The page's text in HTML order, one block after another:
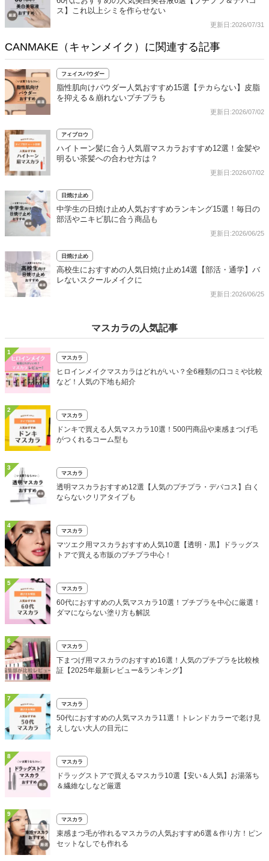
ス】これ以上シミを作らせない
更新日:2026/07/31
CANMAKE（キャンメイク）に関連する記事
フェイスパウダー
脂性肌向けパウダー人気おすすめ15選【テカらない】皮脂
を抑える＆崩れないプチプラも
更新日:2026/07/02
アイブロウ
ハイトーン髪に合う人気眉マスカラおすすめ12選！金髪や
明るい茶髪への合わせ方は？
更新日:2026/07/02
日焼け止め
中学生の日焼け止め人気おすすめランキング15選！毎日の
部活やニキビ肌に合う商品も
更新日:2026/06/25
日焼け止め
高校生におすすめの人気日焼け止め14選【部活・通学】バ
レないスクールメイクに
更新日:2026/06/25
マスカラの人気記事
1
マスカラ
ヒロインメイクマスカラはどれがいい？全6種類の口コミや比較
など！人気の下地も紹介
2
マスカラ
ドンキで買える人気マスカラ10選！500円商品や束感まつげ毛
がつくれるコーム型も
3
マスカラ
透明マスカラおすすめ12選【人気のプチプラ・デパコス】白く
ならないクリアタイプも
4
マスカラ
マツエク用マスカラおすすめ人気10選【透明・黒】ドラッグス
トアで買える市販のプチプラ中心！
5
マスカラ
60代におすすめの人気マスカラ10選！プチプラを中心に厳選！
ダマにならない塗り方も解説
6
マスカラ
下まつげ用マスカラのおすすめ16選！人気のプチプラを比較検
証【2025年最新レビュー&ランキング】
7
マスカラ
50代におすすめの人気マスカラ11選！トレンドカラーで老け見
えしない大人の目元に
8
マスカラ
ドラッグストアで買えるマスカラ10選【安い＆人気】お湯落ち
＆繊維なしなど厳選
9
マスカラ
束感まつ毛が作れるマスカラの人気おすすめ6選＆作り方！ピン
セットなしでも作れる